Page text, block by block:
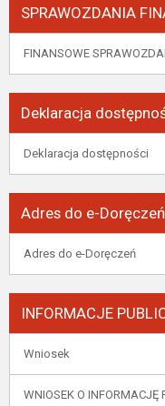
SPRAWOZDANIA
FINANSOWE
Deklaracja
Deklaracja dostępności
Adres do e-Doręczeń
Adres do e-Doręczeń
INFORMACJE
Wniosek
WNIOSEK O INFORMACJĘ